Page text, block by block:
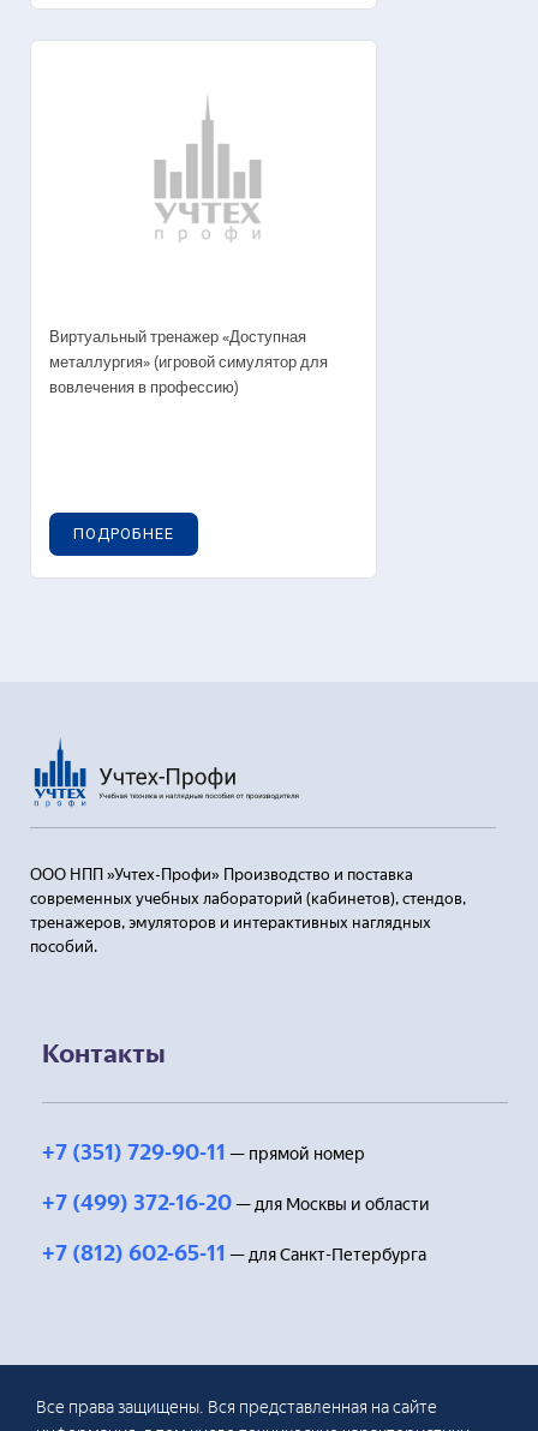
Виртуальный тренажер «Доступная
металлургия» (игровой симулятор для
вовлечения в профессию)
ПОДРОБНЕЕ
ООО НПП »Учтех-Профи» Производство и поставка
современных учебных лабораторий (кабинетов), стендов,
тренажеров, эмуляторов и интерактивных наглядных
пособий.
Контакты
+7 (351) 729-90-11 — прямой номер
+7 (499) 372-16-20 — для Москвы и области
+7 (812) 602-65-11 — для Санкт-Петербурга
Все права защищены. Вся представленная на сайте